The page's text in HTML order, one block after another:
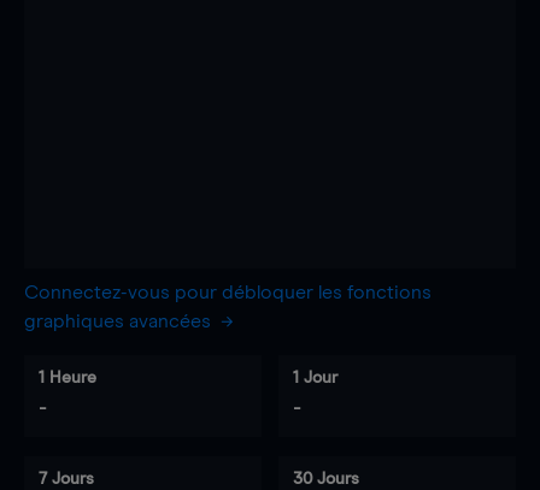
Connectez-vous pour débloquer les fonctions
graphiques avancées
1 Heure
-
1 Jour
-
7 Jours 30 Jours